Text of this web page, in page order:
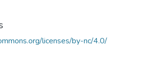
licenses/by-nc/4.0/